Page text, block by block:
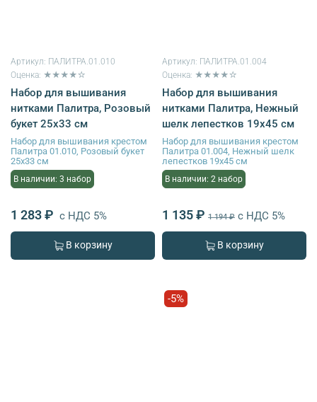
Артикул: ПАЛИТРА.01.010
Оценка: ★★★★☆
Набор для вышивания
нитками Палитра, Розовый
букет 25х33 см
Набор для вышивания крестом
Палитра 01.010, Розовый букет
25х33 см
В наличии: 3 набор
1 283 ₽ с НДС 5%
В корзину
Артикул: ПАЛИТРА.01.004
Оценка: ★★★★☆
Набор для вышивания
нитками Палитра, Нежный
шелк лепестков 19х45 см
Набор для вышивания крестом
Палитра 01.004, Нежный шелк
лепестков 19х45 см
В наличии: 2 набор
1 135 ₽ 1 194 ₽ с НДС 5%
В корзину
-5%